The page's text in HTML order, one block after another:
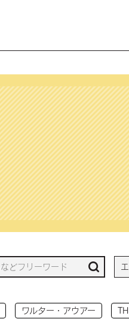
ワルター・アウアー